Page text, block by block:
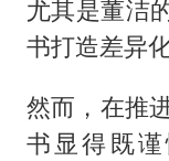
尤其是董洁
书打造差异
然而，在推
书显得既